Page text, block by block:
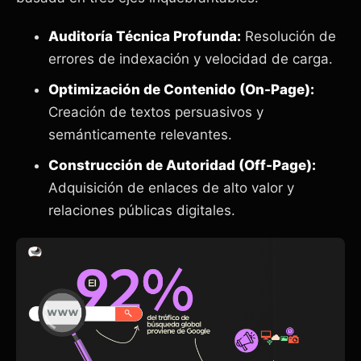
Auditoría Técnica Profunda: Resolución de
errores de indexación y velocidad de carga.
Optimización de Contenido (On-Page):
Creación de textos persuasivos y
semánticamente relevantes.
Construcción de Autoridad (Off-Page):
Adquisición de enlaces de alto valor y
relaciones públicas digitales.